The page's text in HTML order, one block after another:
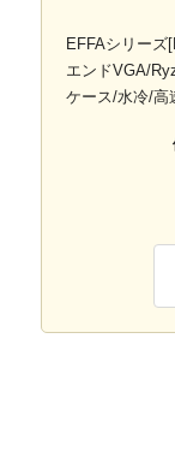
EFFAシリーズ
エンドVGA/
ケース/水冷/高